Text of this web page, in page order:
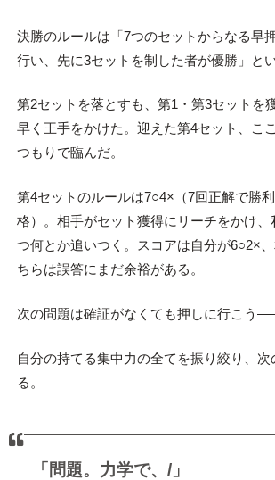
決勝のルールは「7つのセットからなる早
行い、先に3セットを制した者が優勝」とい
第2セットを落とすも、第1・第3セットを
早く王手をかけた。迎えた第4セット、こ
つもりで臨んだ。
第4セットのルールは7○4×（7回正解で勝
格）。相手がセット獲得にリーチをかけ、
つ何とか追いつく。スコアは自分が6○2×
ちらは誤答にまだ余裕がある。
次の問題は確証がなくても押しに行こう
自分の持てる集中力の全てを振り絞り、
る。
「問題。力学で、/」